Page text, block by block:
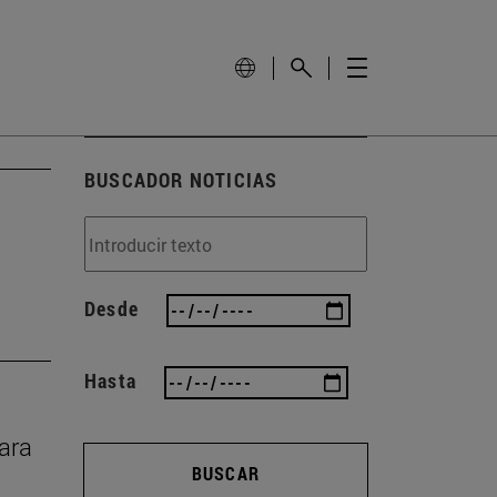
BUSCADOR NOTICIAS
Desde
Hasta
BUSCAR